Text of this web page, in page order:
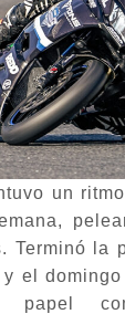
un
Terminó la
el
papel